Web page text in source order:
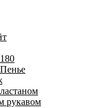
рукавом